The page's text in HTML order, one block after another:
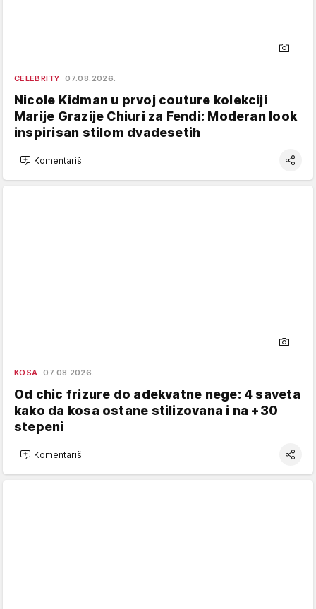
CELEBRITY 07.08.2026.
Nicole Kidman u prvoj couture kolekciji
Marije Grazije Chiuri za Fendi: Moderan look
inspirisan stilom dvadesetih
Komentariši
KOSA 07.08.2026.
Od chic frizure do adekvatne nege: 4 saveta
kako da kosa ostane stilizovana i na +30
stepeni
Komentariši